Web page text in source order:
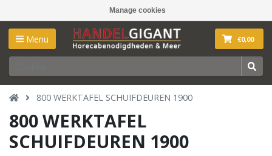
Manage cookies
Menu €0,00
800 WERKTAFEL SCHUIFDEUREN 1900
800 WERKTAFEL
SCHUIFDEUREN 1900